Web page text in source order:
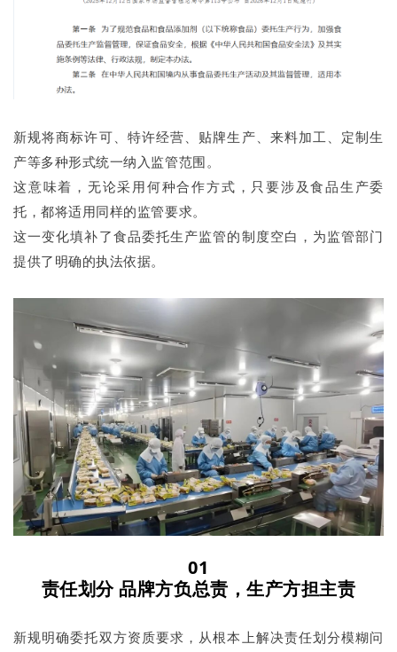
新规将商标许可、特许经营、贴牌生产、来料加工、定制生
产等多种形式统一纳入监管范围。
这意味着，无论采用何种合作方式，只要涉及食品生产委
托，都将适用同样的监管要求。
这一变化填补了食品委托生产监管的制度空白，为监管部门
提供了明确的执法依据。
01
责任划分 品牌方负总责，生产方担主责
新规明确委托双方资质要求，从根本上解决责任划分模糊问